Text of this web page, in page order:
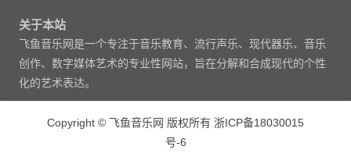
关于本站
飞鱼音乐网是一个专注于音乐教育、流行声乐、现代器乐、音乐
创作、数字媒体艺术的专业性网站，旨在分解和合成现代的个性
化的艺术表达。
Copyright © 飞鱼音乐网 版权所有 浙ICP备18030015
号-6